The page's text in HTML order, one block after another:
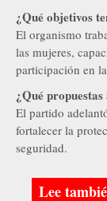
¿Qué objetivos
El organismo
las mujeres,
participación en
¿Qué
El partido
fortalecer la
seguridad.